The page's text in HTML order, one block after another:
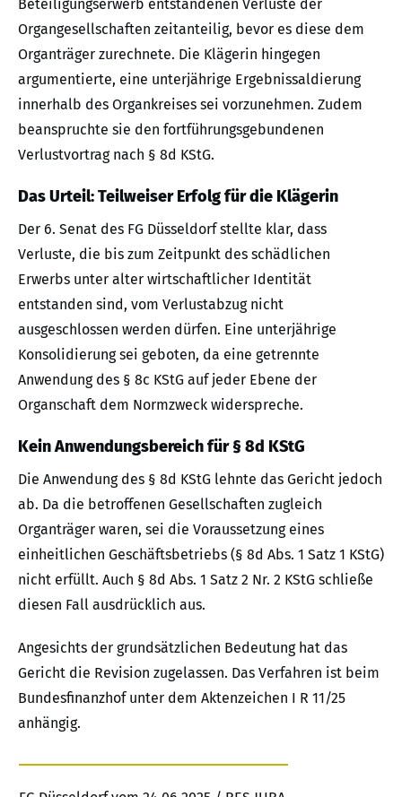
Beteiligungserwerb entstandenen Verluste der
Organgesellschaften zeitanteilig, bevor es diese dem
Organträger zurechnete. Die Klägerin hingegen
argumentierte, eine unterjährige Ergebnissaldierung
innerhalb des Organkreises sei vorzunehmen. Zudem
beanspruchte sie den fortführungsgebundenen
Verlustvortrag nach § 8d KStG.
Das Urteil: Teilweiser Erfolg für die Klägerin
Der 6. Senat des FG Düsseldorf stellte klar, dass
Verluste, die bis zum Zeitpunkt des schädlichen
Erwerbs unter alter wirtschaftlicher Identität
entstanden sind, vom Verlustabzug nicht
ausgeschlossen werden dürfen. Eine unterjährige
Konsolidierung sei geboten, da eine getrennte
Anwendung des § 8c KStG auf jeder Ebene der
Organschaft dem Normzweck widerspreche.
Kein Anwendungsbereich für § 8d KStG
Die Anwendung des § 8d KStG lehnte das Gericht jedoch
ab. Da die betroffenen Gesellschaften zugleich
Organträger waren, sei die Voraussetzung eines
einheitlichen Geschäftsbetriebs (§ 8d Abs. 1 Satz 1 KStG)
nicht erfüllt. Auch § 8d Abs. 1 Satz 2 Nr. 2 KStG schließe
diesen Fall ausdrücklich aus.
Angesichts der grundsätzlichen Bedeutung hat das
Gericht die Revision zugelassen. Das Verfahren ist beim
Bundesfinanzhof unter dem Aktenzeichen I R 11/25
anhängig.